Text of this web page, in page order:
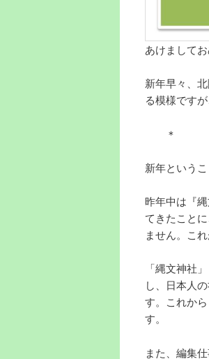
あけまして
新年早々、
る模様です
＊
新年という
昨年中は『
てきたこと
ません。こ
「縄文神社
し、日本人
す。これか
す。
また、編集